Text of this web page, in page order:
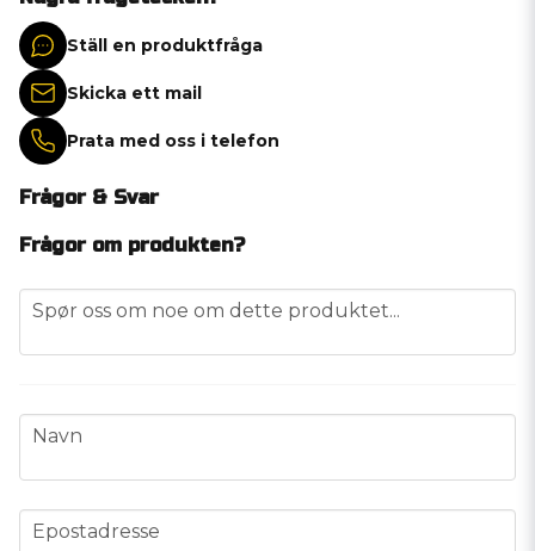
Ställ en produktfråga
Skicka ett mail
Prata med oss i telefon
Frågor & Svar
Frågor om produkten?
question
Spør oss om noe om dette produktet...
name
Navn
email
Epostadresse